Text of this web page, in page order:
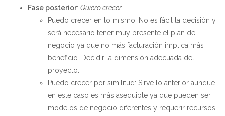
Fase posterior: Quiero crecer
Puedo crecer en lo mismo. No es fácil la decisión y
será necesario tener muy presente el plan de
negocio ya que no más facturación implica más
beneficio. Decidir la dimensión adecuada del
proyecto.
Puedo crecer por similitud: Sirve lo anterior aunque
en este caso es más asequible ya que pueden ser
modelos de negocio diferentes y requerir recursos